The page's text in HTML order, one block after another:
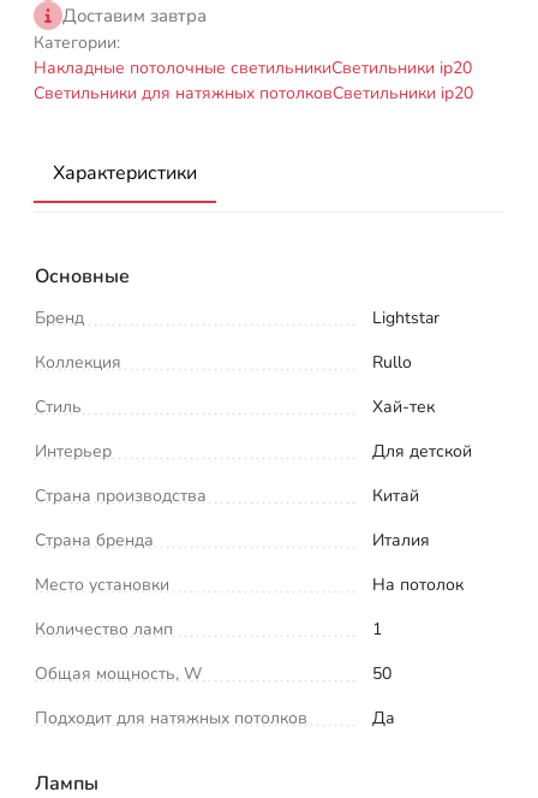
Доставим завтра
Категории:
Накладные потолочные светильникиСветильники ip20
Светильники для натяжных потолковСветильники ip20
Характеристики
Основные
Бренд
Lightstar
Коллекция
Rullo
Стиль
Хай-тек
Интерьер
Для детской
Страна производства
Китай
Страна бренда
Италия
Место установки
На потолок
Количество ламп
1
Общая мощность, W
50
Подходит для натяжных потолков
Да
Лампы